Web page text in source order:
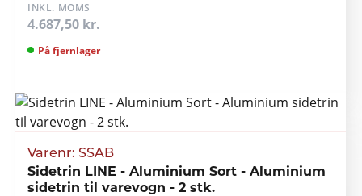
INKL. MOMS
4.687,50 kr.
På fjernlager
Varenr: SSAB
Sidetrin LINE - Aluminium Sort - Aluminium
sidetrin til varevogn - 2 stk.